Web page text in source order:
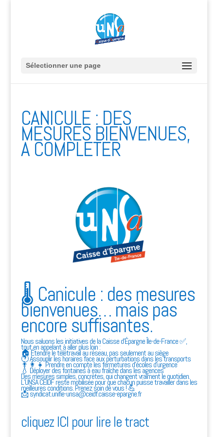
Sélectionner une page
CANICULE : DES
MESURES BIENVENUES,
A COMPLETER
🌡️ Canicule : des mesures
bienvenues… mais pas
encore suffisantes.
Nous saluons les initiatives de la Caisse d’Épargne Île-de-France ✅,
tout en appelant à aller plus loin :
🏠 Étendre le télétravail au réseau, pas seulement au siège
🕐 Assouplir les horaires face aux perturbations dans les transports
👨‍👩‍👧 Prendre en compte les fermetures d’écoles d’urgence
💧 Déployer des fontaines à eau fraîche dans les agences
Des mesures simples, concrètes, qui changent vraiment le quotidien.
L’UNSA CEIDF reste mobilisée pour que chacun puisse travailler dans les
meilleures conditions. Prenez soin de vous ! 💪
📩 syndicat.unifie-unsa@ceidf.caisse-epargne.fr
cliquez ICI pour lire le tract